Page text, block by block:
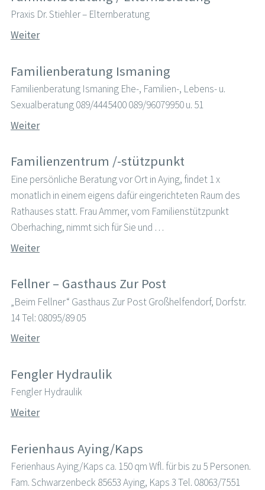
Praxis Dr. Stiehler – Elternberatung
Weiter
Familienberatung Ismaning
Familienberatung Ismaning Ehe-, Familien-, Lebens- u.
Sexualberatung 089/4445400 089/96079950 u. 51
Weiter
Familienzentrum /-stützpunkt
Eine persönliche Beratung vor Ort in Aying, findet 1 x
monatlich in einem eigens dafür eingerichteten Raum des
Rathauses statt. Frau Ammer, vom Familienstützpunkt
Oberhaching, nimmt sich für Sie und …
Weiter
Fellner – Gasthaus Zur Post
„Beim Fellner“ Gasthaus Zur Post Großhelfendorf, Dorfstr.
14 Tel: 08095/89 05
Weiter
Fengler Hydraulik
Fengler Hydraulik
Weiter
Ferienhaus Aying/Kaps
Ferienhaus Aying/Kaps ca. 150 qm Wfl. für bis zu 5 Personen.
Fam. Schwarzenbeck 85653 Aying, Kaps 3 Tel. 08063/7551